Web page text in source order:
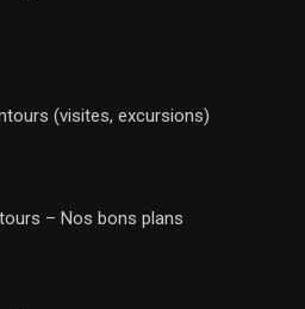
(visites, excursions)
– Nos bons plans